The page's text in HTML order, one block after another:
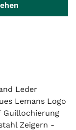
Leder
Lemans Logo
Zeigern -